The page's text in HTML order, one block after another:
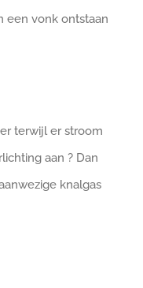
een vonk ontstaan
terwijl er stroom
aan ? Dan
knalgas